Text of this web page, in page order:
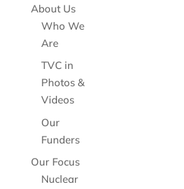
About Us
Who We
Are
TVC in
Photos &
Videos
Our
Funders
Our Focus
Nuclear